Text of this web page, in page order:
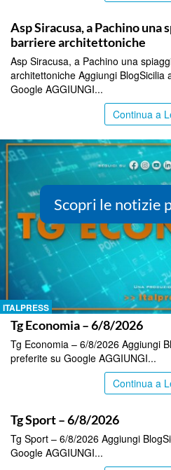
Asp Siracusa, a Pachino una
barriere architettoniche
Asp Siracusa, a Pachino una
architettoniche Aggiungi BlogSicilia
Google AGGIUNGI...
Continua a
ITALPRESS
Tg Economia – 6/8/2026
Tg Economia – 6/8/2026 Aggiungi
preferite su Google AGGIUNGI...
Continua a
Tg Sport – 6/8/2026
Tg Sport – 6/8/2026 Aggiungi
Google AGGIUNGI...
Scopri le notizie